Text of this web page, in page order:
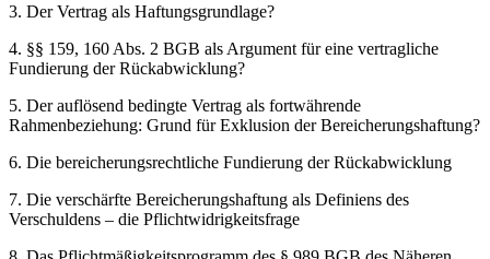
3. Der Vertrag als Haftungsgrundlage?
4. §§ 159, 160 Abs. 2 BGB als Argument für eine vertragliche
Fundierung der Rückabwicklung?
5. Der auflösend bedingte Vertrag als fortwährende
Rahmenbeziehung: Grund für Exklusion der Bereicherungshaftung?
6. Die bereicherungsrechtliche Fundierung der Rückabwicklung
7. Die verschärfte Bereicherungshaftung als Definiens des
Verschuldens – die Pflichtwidrigkeitsfrage